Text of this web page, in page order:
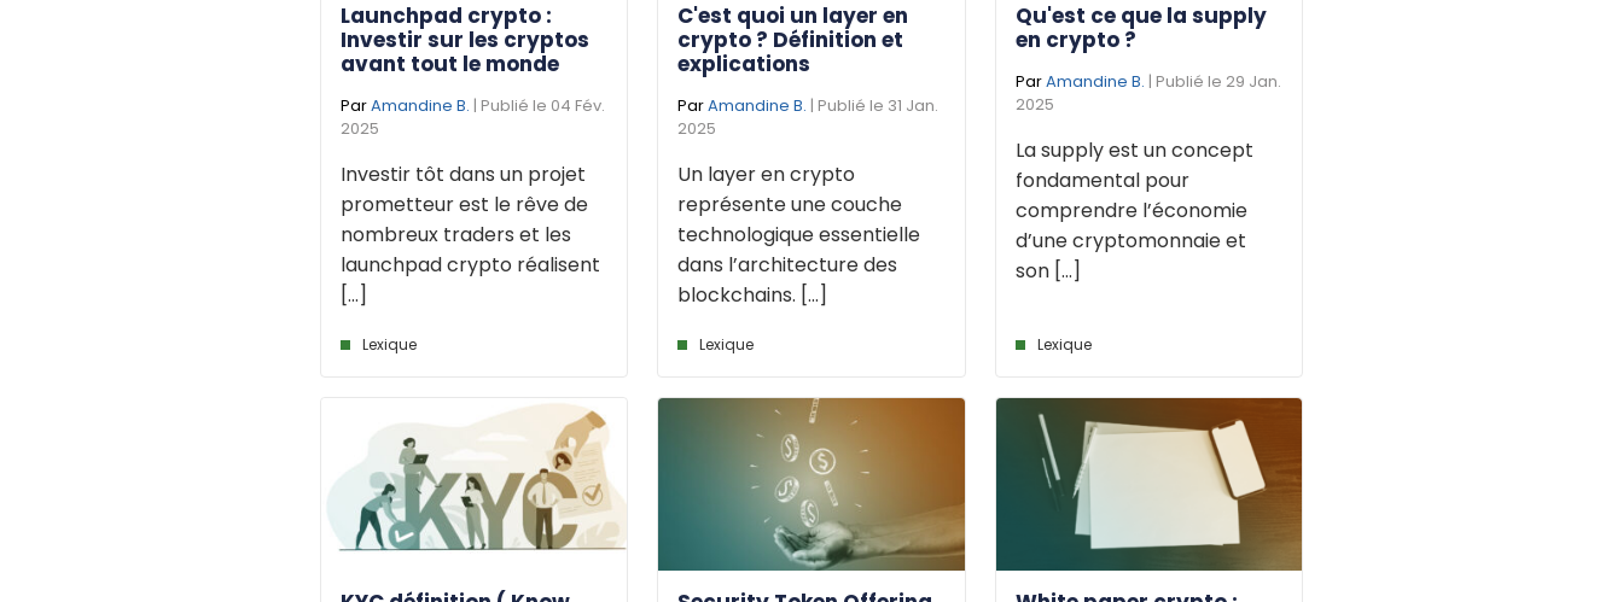
Launchpad crypto :
Investir sur les cryptos
avant tout le monde
ParAmandine B. | Publié le 04 Fév.
2025
Investir tôt dans un projet
prometteur est le rêve de
nombreux traders et les
launchpad crypto réalisent
[...]
Lexique
C'est quoi un layer en
crypto ? Définition et
explications
ParAmandine B. | Publié le 31 Jan.
2025
Un layer en crypto
représente une couche
technologique essentielle
dans l’architecture des
blockchains. [...]
Lexique
Qu'est ce que la supply
en crypto ?
ParAmandine B. | Publié le 29 Jan.
2025
La supply est un concept
fondamental pour
comprendre l’économie
d’une cryptomonnaie et
son [...]
Lexique